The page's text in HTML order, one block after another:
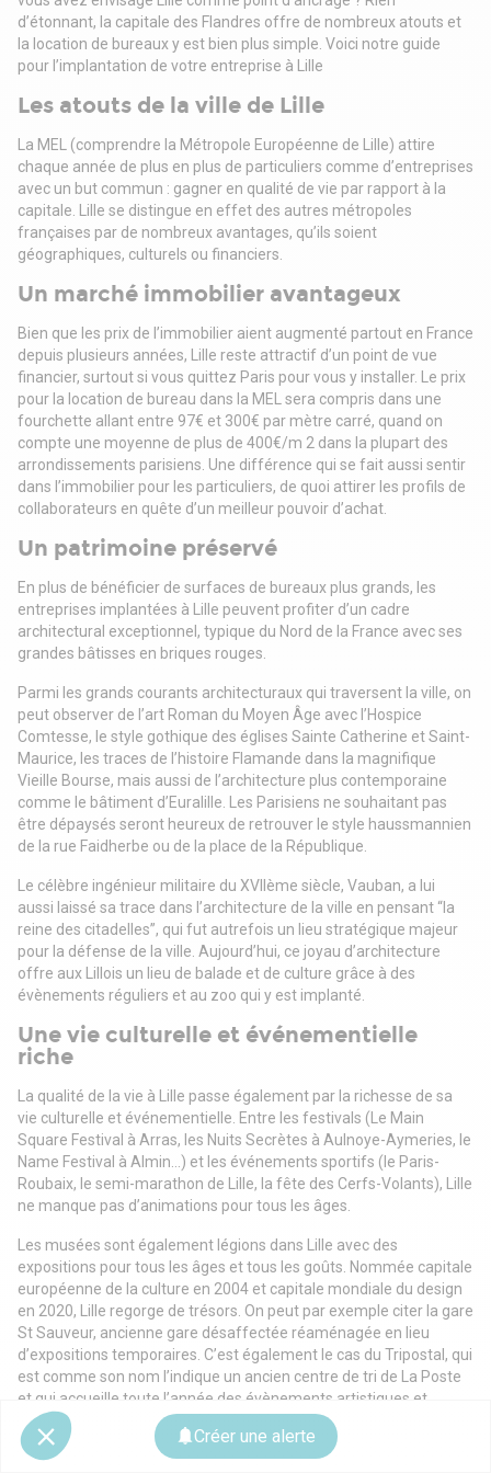
Créer une alerte
Les atouts :
Entrée indépendante
Bureaux aménagés : espace accueil, bureaux, salle de
réunion, open space, espace détente..
Climatisation réversible
Bel effet d'enseigne Bd. de la Liberté
Possibilité de parking privatif
Bureaux clés en main
Disponibilité : immédiate
Métro : à 10 minutes à pieds des stations de métro
"République Beaux-Arts (M1)" et "Mairie de Lille (M2)" 500 m
Bus : Bus, arrêt "Liberté" au pied de l'immeuble (lignes 18, 14
Gare : Flandre Gare Lille Flandres (TER / TGV) à 15 minutes à
Gare : Europe Gare Lille Europe (TGV) à 2 arrêts de métro) 2
km
Vélos partagés : Station V'Lille 'Angellier" à une rue de
l'immeuble 150 m
d’étonnant, la capitale des Flandres offre de nombreux atouts et
la location de bureaux y est bien plus simple. Voici notre guide
pour l’implantation de votre entreprise à Lille
Les atouts de la ville de Lille
La MEL (comprendre la Métropole Européenne de Lille) attire
chaque année de plus en plus de particuliers comme d’entreprises
avec un but commun : gagner en qualité de vie par rapport à la
capitale. Lille se distingue en effet des autres métropoles
françaises par de nombreux avantages, qu’ils soient
géographiques, culturels ou financiers.
Un marché immobilier avantageux
Bien que les prix de l’immobilier aient augmenté partout en France
depuis plusieurs années, Lille reste attractif d’un point de vue
financier, surtout si vous quittez Paris pour vous y installer. Le prix
pour la location de bureau dans la MEL sera compris dans une
fourchette allant entre 97€ et 300€ par mètre carré, quand on
compte une moyenne de plus de 400€/m 2 dans la plupart des
arrondissements parisiens. Une différence qui se fait aussi sentir
dans l’immobilier pour les particuliers, de quoi attirer les profils de
collaborateurs en quête d’un meilleur pouvoir d’achat.
Un patrimoine préservé
En plus de bénéficier de surfaces de bureaux plus grands, les
entreprises implantées à Lille peuvent profiter d’un cadre
architectural exceptionnel, typique du Nord de la France avec ses
grandes bâtisses en briques rouges.
Parmi les grands courants architecturaux qui traversent la ville, on
peut observer de l’art Roman du Moyen Âge avec l’Hospice
Comtesse, le style gothique des églises Sainte Catherine et Saint-
Maurice, les traces de l’histoire Flamande dans la magnifique
Vieille Bourse, mais aussi de l’architecture plus contemporaine
comme le bâtiment d’Euralille. Les Parisiens ne souhaitant pas
être dépaysés seront heureux de retrouver le style haussmannien
de la rue Faidherbe ou de la place de la République.
Le célèbre ingénieur militaire du XVIIème siècle, Vauban, a lui
aussi laissé sa trace dans l’architecture de la ville en pensant “la
reine des citadelles”, qui fut autrefois un lieu stratégique majeur
pour la défense de la ville. Aujourd’hui, ce joyau d’architecture
offre aux Lillois un lieu de balade et de culture grâce à des
évènements réguliers et au zoo qui y est implanté.
Une vie culturelle et événementielle
riche
La qualité de la vie à Lille passe également par la richesse de sa
vie culturelle et événementielle. Entre les festivals (Le Main
Square Festival à Arras, les Nuits Secrètes à Aulnoye-Aymeries, le
Name Festival à Almin…) et les événements sportifs (le Paris-
Roubaix, le semi-marathon de Lille, la fête des Cerfs-Volants), Lille
ne manque pas d’animations pour tous les âges.
Les musées sont également légions dans Lille avec des
expositions pour tous les âges et tous les goûts. Nommée capitale
européenne de la culture en 2004 et capitale mondiale du design
en 2020, Lille regorge de trésors. On peut par exemple citer la gare
St Sauveur, ancienne gare désaffectée réaménagée en lieu
d’expositions temporaires. C’est également le cas du Tripostal, qui
est comme son nom l’indique un ancien centre de tri de La Poste
et qui accueille toute l’année des évènements artistiques et
culturels.
A l’image de tant de projets et d’entreprises, le festival Serie